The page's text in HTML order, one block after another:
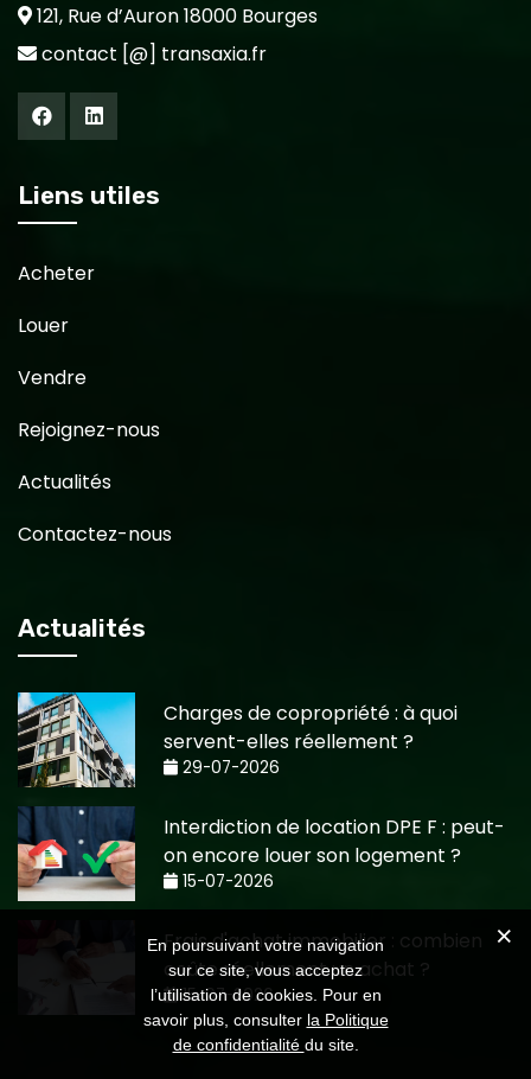
121, Rue d’Auron 18000 Bourges
contact [@] transaxia.fr
Liens utiles
Acheter
Louer
Vendre
Rejoignez-nous
Actualités
Contactez-nous
Actualités
Charges de copropriété : à quoi
servent-elles réellement ?
29-07-2026
Interdiction de location DPE F : peut-
on encore louer son logement ?
15-07-2026
Frais d'achat immobilier : combien
coûte réellement un achat ?
15-07-2026
En poursuivant votre navigation
sur ce site, vous acceptez
l’utilisation de cookies. Pour en
savoir plus, consulter la Politique
de confidentialité du site.